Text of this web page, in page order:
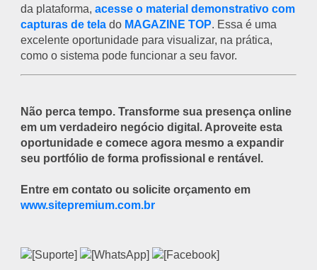
da plataforma, acesse o material demonstrativo com
capturas de telado MAGAZINE TOP. Essa é uma
excelente oportunidade para visualizar, na prática,
como o sistema pode funcionar a seu favor.
Não perca tempo. Transforme sua presença online
em um verdadeiro negócio digital. Aproveite esta
oportunidade e comece agora mesmo a expandir
seu portfólio de forma profissional e rentável.
Entre em contato ou solicite orçamento em
www.sitepremium.com.br